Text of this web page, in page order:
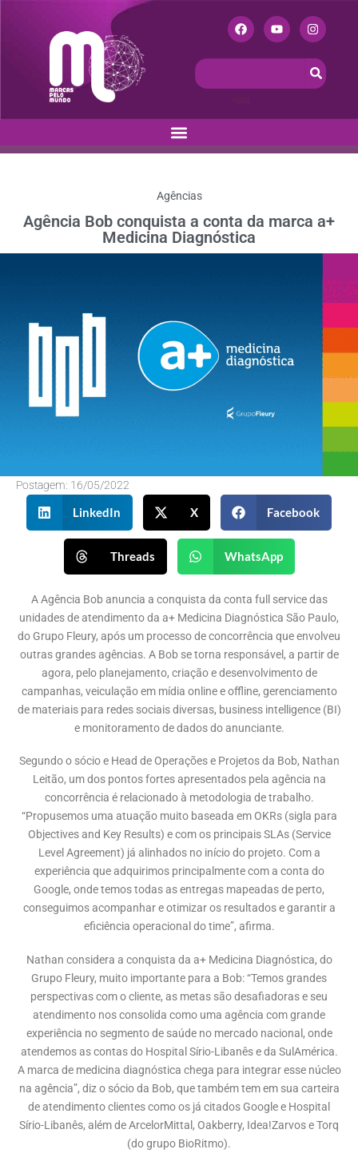
Agências
Agência Bob conquista a conta da marca a+
Medicina Diagnóstica
Postagem: 16/05/2022
LinkedIn X Facebook
Threads WhatsApp
A Agência Bob anuncia a conquista da conta full service das
unidades de atendimento da a+ Medicina Diagnóstica São Paulo,
do Grupo Fleury, após um processo de concorrência que envolveu
outras grandes agências. A Bob se torna responsável, a partir de
agora, pelo planejamento, criação e desenvolvimento de
campanhas, veiculação em mídia online e offline, gerenciamento
de materiais para redes sociais diversas, business intelligence (BI)
e monitoramento de dados do anunciante.
Segundo o sócio e Head de Operações e Projetos da Bob, Nathan
Leitão, um dos pontos fortes apresentados pela agência na
concorrência é relacionado à metodologia de trabalho.
“Propusemos uma atuação muito baseada em OKRs (sigla para
Objectives and Key Results) e com os principais SLAs (Service
Level Agreement) já alinhados no início do projeto. Com a
experiência que adquirimos principalmente com a conta do
Google, onde temos todas as entregas mapeadas de perto,
conseguimos acompanhar e otimizar os resultados e garantir a
eficiência operacional do time”, afirma.
Nathan considera a conquista da a+ Medicina Diagnóstica, do
Grupo Fleury, muito importante para a Bob: “Temos grandes
perspectivas com o cliente, as metas são desafiadoras e seu
atendimento nos consolida como uma agência com grande
experiência no segmento de saúde no mercado nacional, onde
atendemos as contas do Hospital Sírio-Libanês e da SulAmérica.
A marca de medicina diagnóstica chega para integrar esse núcleo
na agência”, diz o sócio da Bob, que também tem em sua carteira
de atendimento clientes como os já citados Google e Hospital
Sírio-Libanês, além de ArcelorMittal, Oakberry, Idea!Zarvos e Torq
(do grupo BioRitmo).